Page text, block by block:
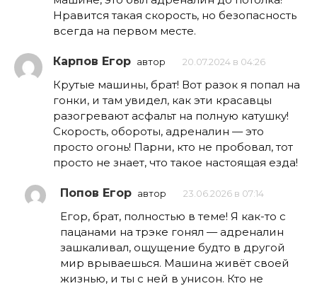
Нравится такая скорость, но безопасность
всегда на первом месте.
Карпов Егор автор 20.07.2024 в 04:26
Крутые машины, брат! Вот разок я попал на
гонки, и там увидел, как эти красавцы
разогревают асфальт на полную катушку!
Скорость, обороты, адреналин — это
просто огонь! Парни, кто не пробовал, тот
просто не знает, что такое настоящая езда!
Попов Егор автор 23.06.2026 в 07:14
Егор, брат, полностью в теме! Я как-то с
пацанами на трэке гонял — адреналин
зашкаливал, ощущение будто в другой
мир врываешься. Машина живёт своей
жизнью, и ты с ней в унисон. Кто не